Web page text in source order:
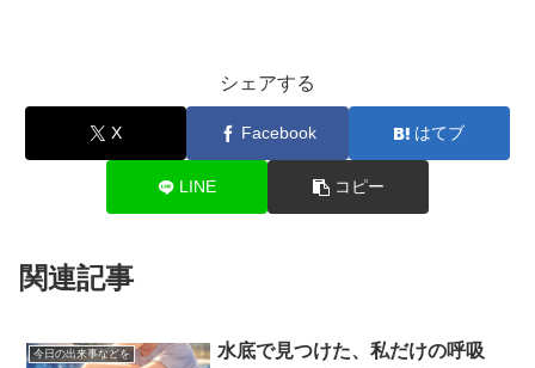
シェアする
X Facebook はてブ
LINE コピー
関連記事
今日の出来事などを 水底で見つけた、私だけの呼吸